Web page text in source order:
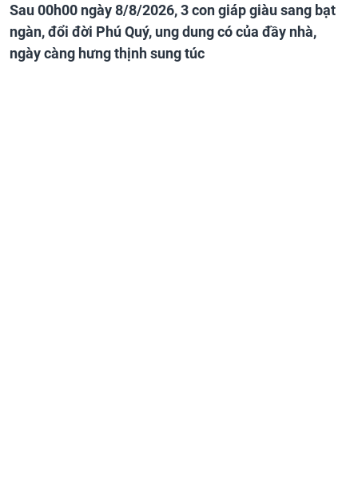
Sau 00h00 ngày 8/8/2026, 3 con giáp giàu sang bạt
ngàn, đổi đời Phú Quý, ung dung có của đầy nhà,
ngày càng hưng thịnh sung túc